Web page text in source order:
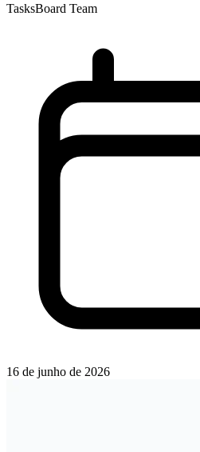
TasksBoard Team
16 de junho de 2026